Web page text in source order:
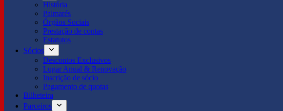
História
Palmarés
Órgãos Sociais
Prestação de contas
Estatutos
Sócios
Descontos Exclusivos
Lugar Anual & Renovação
Inscrição de sócio
Pagamento de quotas
Bilheteira
Parceiros